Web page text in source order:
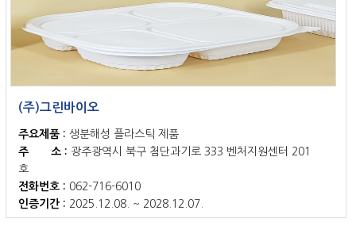
(주)그린바이오
주요제품 : 생분해성 플라스틱 제품
주 소 : 광주광역시 북구 첨단과기로 333 벤처지원센터 201
호
전화번호 : 062-716-6010
인증기간 : 2025.12.08. ~ 2028.12.07.